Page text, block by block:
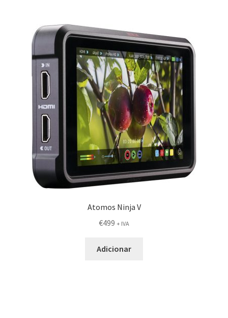
Atomos Ninja V
€499 + IVA
Adicionar